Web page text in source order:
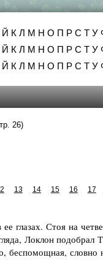
Й К Л М Н О П Р С Т У
Й К Л М Н О П Р С Т У
Й К Л М Н О П Р С Т У
26)
13 14 15 16 17
глазах. Стоя на
Локлон подобрал
беспомощная, словно